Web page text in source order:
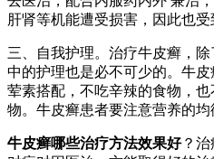
肝肾等机能遭受损害，因此也受
三、自我护理。治疗牛皮癣，
中的护理也是必不可少的。牛皮
荤素搭配，不吃辛辣的食物，
物。牛皮癣患者要注意营养的均
牛皮癣哪些治疗方法效果好？治